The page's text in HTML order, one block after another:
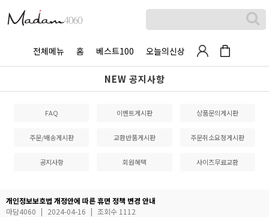
전체메뉴 홈 베스트100 오늘의신상
NEW 공지사항
FAQ 이벤트게시판 상품문의게시판
주문/배송게시판 교환반품게시판 주문취소요청게시판
공지사항 회원혜택 사이즈무료교환
개인정보보호법 개정안에 따른 휴면 정책 변경 안내
마담4060 | 2024-04-16 | 조회수 1112